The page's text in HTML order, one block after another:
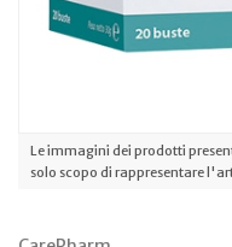
Le immagini dei prodotti
solo scopo di rappresentare